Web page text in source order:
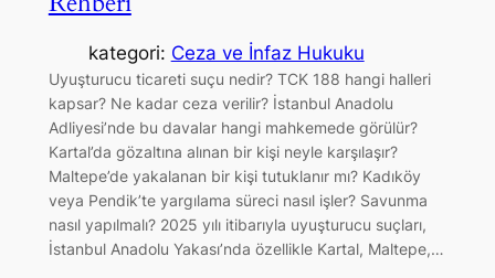
kategori: Ceza ve İnfaz Hukuku
Uyuşturucu ticareti suçu nedir? TCK 188 hangi halleri
kapsar? Ne kadar ceza verilir? İstanbul Anadolu
Adliyesi’nde bu davalar hangi mahkemede görülür?
Kartal’da gözaltına alınan bir kişi neyle karşılaşır?
Maltepe’de yakalanan bir kişi tutuklanır mı? Kadıköy
veya Pendik’te yargılama süreci nasıl işler? Savunma
nasıl yapılmalı? 2025 yılı itibarıyla uyuşturucu suçları,
İstanbul Anadolu Yakası’nda özellikle Kartal, Maltepe,…